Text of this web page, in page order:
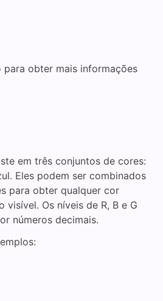
obter mais informações
em três conjuntos de cores:
Eles podem ser combinados
para obter qualquer cor
visível. Os níveis de R, B e G
números decimais.